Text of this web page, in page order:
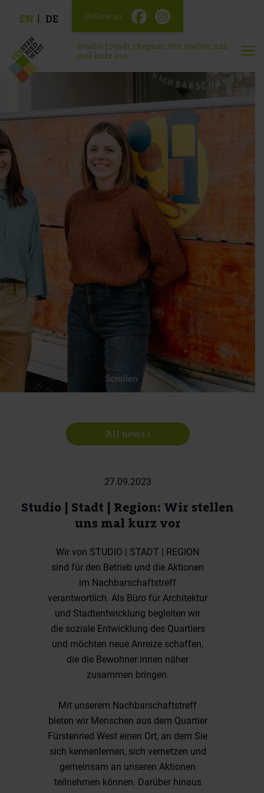
EN DE Follow us
Studio | Stadt | Region: Wir stellen uns
mal kurz vor
Scrollen
All news ›
27.09.2023
Studio | Stadt | Region: Wir stellen
uns mal kurz vor
Wir von STUDIO | STADT | REGION
sind für den Betrieb und die Aktionen
im Nachbarschaftstreff
verantwortlich. Als Büro für Architektur
und Stadtentwicklung begleiten wir
die soziale Entwicklung des Quartiers
und möchten neue Anreize schaffen,
die die Bewohner:innen näher
zusammen bringen.
Mit unserem Nachbarschaftstreff
bieten wir Menschen aus dem Quartier
Fürstenried West einen Ort, an dem Sie
sich kennenlernen, sich vernetzen und
gemeinsam an unseren Aktionen
teilnehmen können. Darüber hinaus